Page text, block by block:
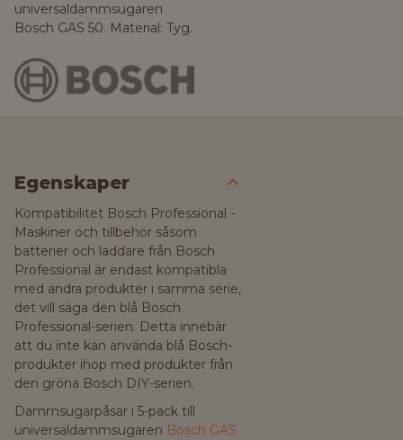
universaldammsugaren
Bosch GAS 50. Material: Tyg.
Egenskaper
Kompatibilitet Bosch Professional -
Maskiner och tillbehör såsom
batterier och laddare från Bosch
Professional är endast kompatibla
med andra produkter i samma serie,
det vill säga den blå Bosch
Professional-serien. Detta innebär
att du inte kan använda blå Bosch-
produkter ihop med produkter från
den gröna Bosch DIY-serien.
Dammsugarpåsar i 5-pack till
universaldammsugaren Bosch GAS